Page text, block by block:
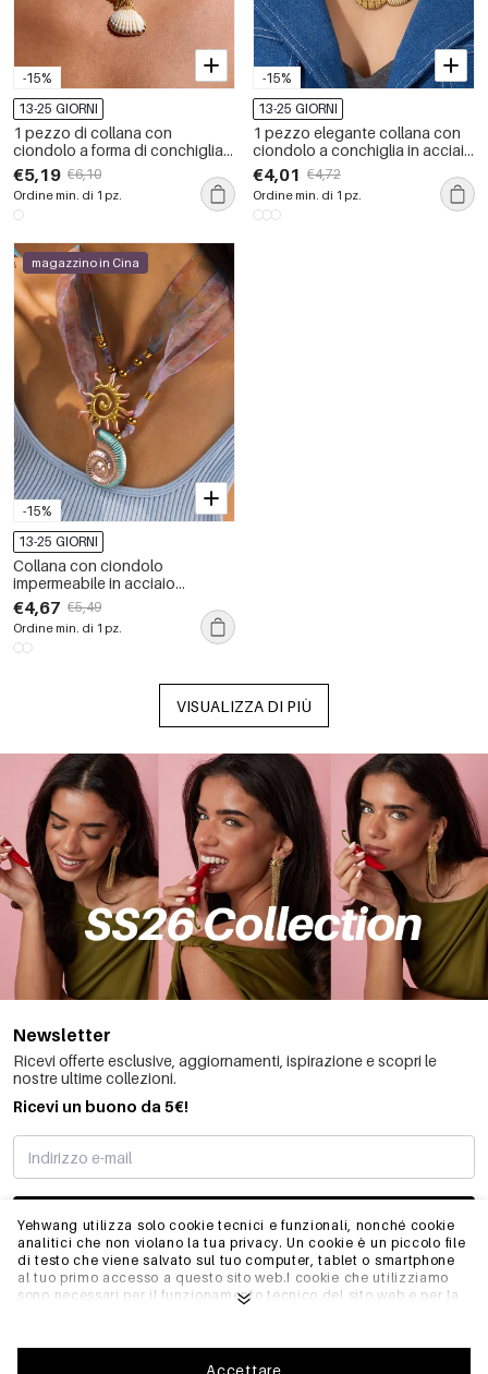
Yehwang utilizza solo cookie tecnici e funzionali, nonché cookie
analitici che non violano la tua privacy. Un cookie è un piccolo file
di testo che viene salvato sul tuo computer, tablet o smartphone
al tuo primo accesso a questo sito web.I cookie che utilizziamo
sono necessari per il funzionamento tecnico del sito web e per la
permettono anche di ottimizzare il nostro sito web.Per garantire
una buona esperienza di navigazione e acquisto su Yehwang, ti
Accettare
-15%
13-25 GIORNI
1 pezzo di collana con
ciondolo a forma di conchiglia
in acciaio inossidabile
impermeabile da donna
€5,19 €6,10
Ordine min. di 1 pz.
-15%
13-25 GIORNI
1 pezzo elegante collana con
ciondolo a conchiglia in acciaio
inossidabile impermeabile color
oro da donna
€4,01 €4,72
Ordine min. di 1 pz.
-15%
magazzino in Cina
13-25 GIORNI
Collana con ciondolo
impermeabile in acciaio
inossidabile con conchiglia
romantica da 1 pezzo
€4,67 €5,49
Ordine min. di 1 pz.
VISUALIZZA DI PIÙ
Newsletter
Ricevi offerte esclusive, aggiornamenti, ispirazione e scopri le
nostre ultime collezioni.
Ricevi un buono da 5€!
MI STO REGISTRANDO
INFO